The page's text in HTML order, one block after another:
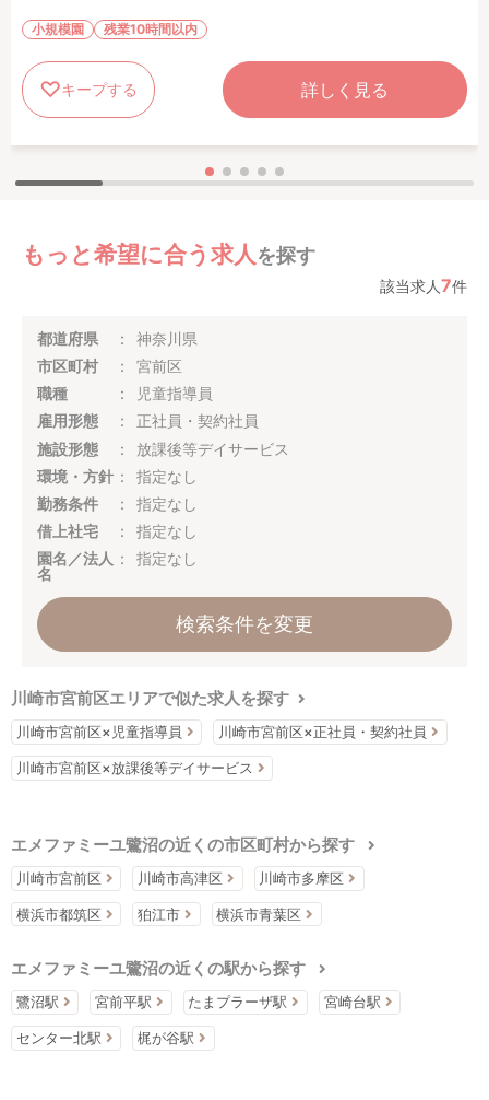
小規模園 残業10時間以内
キープする 詳しく見る
もっと希望に合う求人 を探す
該当求人7件
都道府県
神奈川県
市区町村
宮前区
職種
児童指導員
雇用形態
正社員・契約社員
施設形態
放課後等デイサービス
環境・方針
指定なし
勤務条件
指定なし
借上社宅
指定なし
園名／法人
名
指定なし
検索条件を変更
川崎市宮前区エリアで似た求人を探す
川崎市宮前区×児童指導員 川崎市宮前区×正社員・契約社員
川崎市宮前区×放課後等デイサービス
エメファミーユ鷺沼の近くの市区町村から探す
川崎市宮前区 川崎市高津区 川崎市多摩区
横浜市都筑区 狛江市 横浜市青葉区
エメファミーユ鷺沼の近くの駅から探す
鷺沼駅 宮前平駅 たまプラーザ駅 宮崎台駅
センター北駅 梶が谷駅